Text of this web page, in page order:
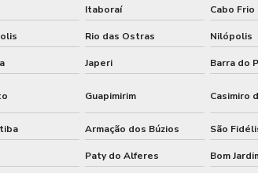
Itaboraí Cabo Frio
Rio das Ostras Nilópolis
Japeri Barra do
Guapimirim Casimiro
Armação dos Búzios São
Paty do Alferes Bom